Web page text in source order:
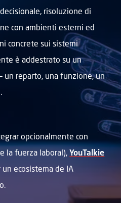
risoluzione di
con ambienti esterni ed
concrete sui sistemi
è addestrato su un
un reparto, una funzione, un
opcionalmente con
la fuerza laboral),YouTalkie
un ecosistema de IA